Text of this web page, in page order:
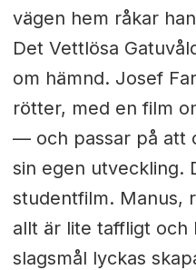
vägen hem råkar
Det Vettlösa
om hämnd. Josef
rötter, med en film
— och passar på att
sin egen utveckling.
studentfilm. Manus,
allt är lite taffligt och
slagsmål lyckas